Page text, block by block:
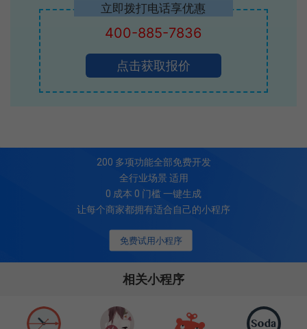
立即拨打电话享优惠
400-885-7836
点击获取报价
免费试用小程序
200 多项功能全部免费开发
全行业场景 适用
0 成本 0 门槛 一键生成
让每个商家都拥有适合自己的小程序
相关小程序